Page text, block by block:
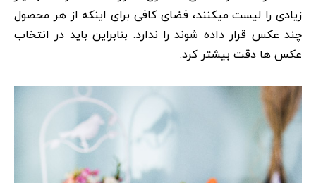
زیادی را لیست میکنند، فضای کافی برای اینکه از هر محصول
چند عکس قرار داده شوند را ندارد. بنابراین باید در انتخاب
عکس ها دقت بیشتر کرد.